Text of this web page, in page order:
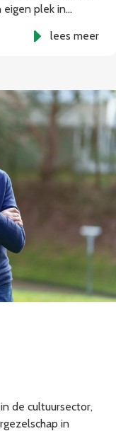
eigen plek in…
lees meer
de cultuursector,
in